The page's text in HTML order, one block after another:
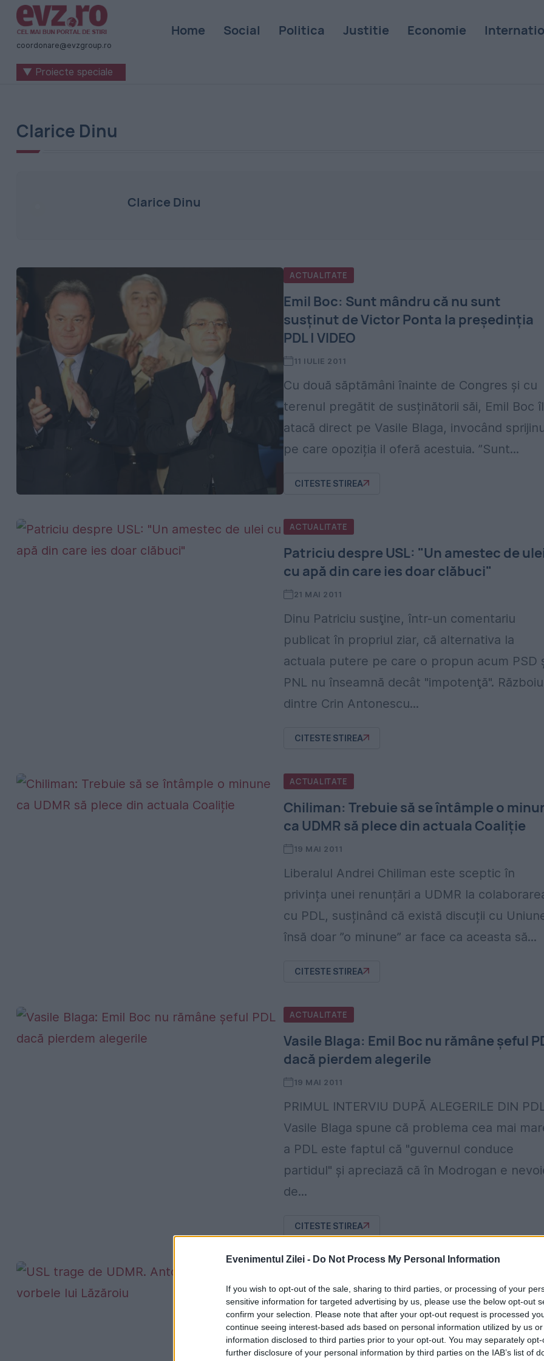
Evenimentul Zilei - Do Not Process My Personal Information
If you wish to opt-out of the sale, sharing to third parties, or processing of your
sensitive information for targeted advertising by us, please use the below opt-out
confirm your selection. Please note that after your opt-out request is processed
continue seeing interest-based ads based on personal information utilized by us
information disclosed to third parties prior to your opt-out. You may separately
further disclosure of your personal information by third parties on the IAB’s list of
Știri
naționale
internaționale
România
-
coordonare@evzgroup.ro
Home Social Politica Justitie Economie
▼ Proiecte speciale
Clarice Dinu
Clarice Dinu
ACTUALITATE
Emil Boc: Sunt mândru că nu sunt
susținut de Victor Ponta la președinția
PDL | VIDEO
11 IULIE 2011
Cu două săptămâni înainte de Congres și cu
terenul pregătit de susținătorii săi, Emil Boc îl
atacă direct pe Vasile Blaga, invocând
pe care opoziția il oferă acestuia. ”Sunt...
CITESTE STIREA
ACTUALITATE
Patriciu despre USL: "Un amestec de
cu apă din care ies doar clăbuci"
21 MAI 2011
Dinu Patriciu susţine, într-un comentariu
publicat în propriul ziar, că alternativa la
actuala putere pe care o propun acum PSD
PNL nu înseamnă decât "impotenţă".
dintre Crin Antonescu...
CITESTE STIREA
ACTUALITATE
Chiliman: Trebuie să se întâmple o
ca UDMR să plece din actuala Coaliție
19 MAI 2011
Liberalul Andrei Chiliman este sceptic în
privința unei renunțări a UDMR la
cu PDL, susținând că există discuții cu
însă doar ”o minune” ar face ca aceasta să...
CITESTE STIREA
ACTUALITATE
Vasile Blaga: Emil Boc nu rămâne şeful
dacă pierdem alegerile
19 MAI 2011
PRIMUL INTERVIU DUPĂ ALEGERILE DIN
Vasile Blaga spune că problema cea mai
a PDL este faptul că "guvernul conduce
partidul" şi apreciază că în Modrogan e
de...
CITESTE STIREA
USL trage de UDMR. Antonescu, răscolit
de vorbele lui Lăzăroiu
17 MAI 2011